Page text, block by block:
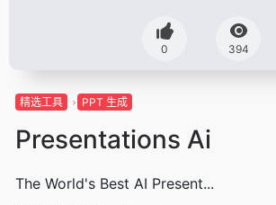
0 394
精选工具 PPT 生成
Presentations Ai
The World's Best AI Present...